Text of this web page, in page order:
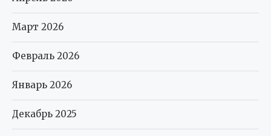
Март 2026
Февраль 2026
Январь 2026
Декабрь 2025